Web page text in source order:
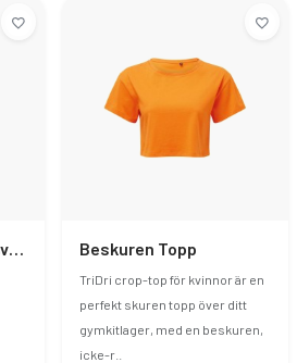
Återvunnen Träningsväst Slim Dam Beskuren Topp
TriDri crop-top för kvinnor är en
perfekt skuren topp över ditt
gymkitlager, med en beskuren,
icke-r..